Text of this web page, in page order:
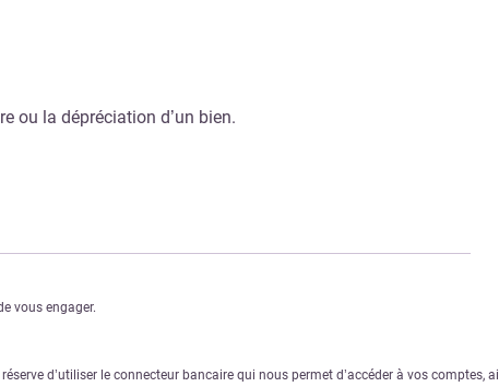
ou la dépréciation d’un bien.
vous engager.
d’utiliser le connecteur bancaire qui nous permet d’accéder à vos